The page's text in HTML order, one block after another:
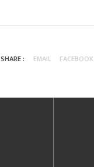
SHARE : EMAIL FACEBOOK